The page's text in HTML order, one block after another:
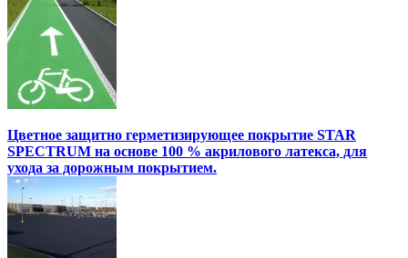
Цветное защитно герметизирующее покрытие STAR
SPECTRUM на основе 100 % акрилового латекса, для
ухода за дорожным покрытием.